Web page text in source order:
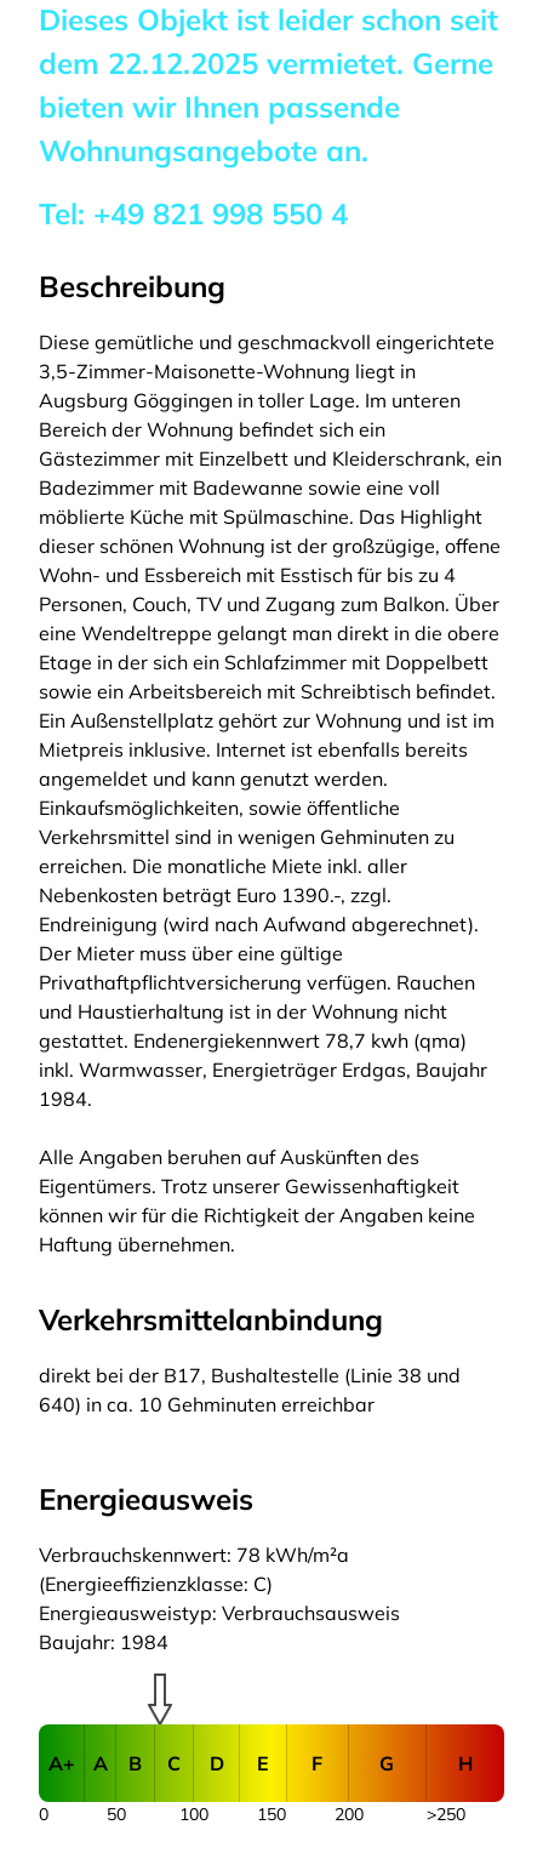
Dieses Objekt ist leider schon seit
dem 22.12.2025 vermietet. Gerne
bieten wir Ihnen passende
Wohnungsangebote an.
Tel: +49 821 998 550 4
Beschreibung
Diese gemütliche und geschmackvoll eingerichtete
3,5-Zimmer-Maisonette-Wohnung liegt in
Augsburg Göggingen in toller Lage. Im unteren
Bereich der Wohnung befindet sich ein
Gästezimmer mit Einzelbett und Kleiderschrank, ein
Badezimmer mit Badewanne sowie eine voll
möblierte Küche mit Spülmaschine. Das Highlight
dieser schönen Wohnung ist der großzügige, offene
Wohn- und Essbereich mit Esstisch für bis zu 4
Personen, Couch, TV und Zugang zum Balkon. Über
eine Wendeltreppe gelangt man direkt in die obere
Etage in der sich ein Schlafzimmer mit Doppelbett
sowie ein Arbeitsbereich mit Schreibtisch befindet.
Ein Außenstellplatz gehört zur Wohnung und ist im
Mietpreis inklusive. Internet ist ebenfalls bereits
angemeldet und kann genutzt werden.
Einkaufsmöglichkeiten, sowie öffentliche
Verkehrsmittel sind in wenigen Gehminuten zu
erreichen. Die monatliche Miete inkl. aller
Nebenkosten beträgt Euro 1390.-, zzgl.
Endreinigung (wird nach Aufwand abgerechnet).
Der Mieter muss über eine gültige
Privathaftpflichtversicherung verfügen. Rauchen
und Haustierhaltung ist in der Wohnung nicht
gestattet. Endenergiekennwert 78,7 kwh (qma)
inkl. Warmwasser, Energieträger Erdgas, Baujahr
1984.
Alle Angaben beruhen auf Auskünften des
Eigentümers. Trotz unserer Gewissenhaftigkeit
können wir für die Richtigkeit der Angaben keine
Haftung übernehmen.
Verkehrsmittelanbindung
direkt bei der B17, Bushaltestelle (Linie 38 und
640) in ca. 10 Gehminuten erreichbar
Energieausweis
Verbrauchskennwert: 78 kWh/m²a
(Energieeffizienzklasse: C)
Energieausweistyp: Verbrauchsausweis
Baujahr: 1984
A+ A B C D E F G H
50 100 150 200
0 >250